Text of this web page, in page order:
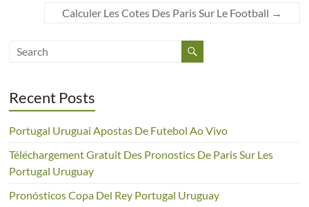
Calculer Les Cotes Des Paris Sur Le Football →
Recent Posts
Portugal Uruguai Apostas De Futebol Ao Vivo
Téléchargement Gratuit Des Pronostics De Paris Sur Les
Portugal Uruguay
Pronósticos Copa Del Rey Portugal Uruguay